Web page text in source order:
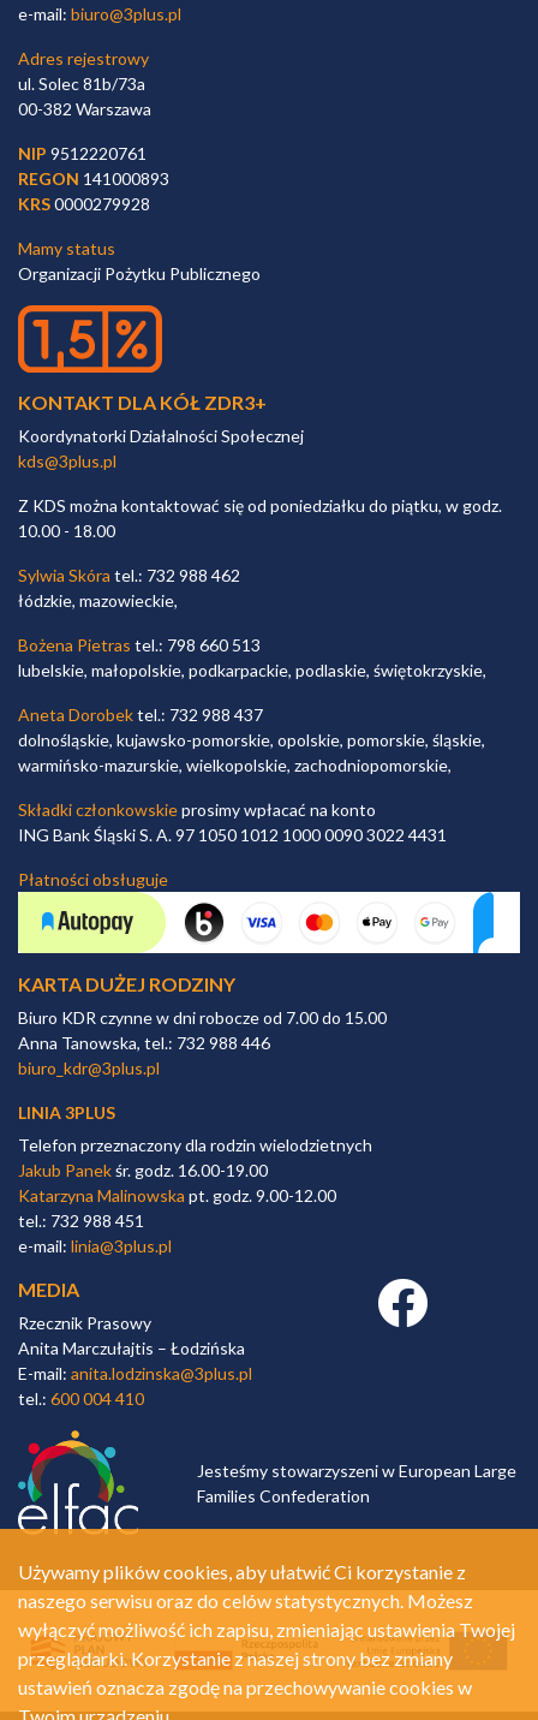
e-mail: biuro@3plus.pl
Adres rejestrowy
ul. Solec 81b/73a
00-382 Warszawa
NIP 9512220761
REGON 141000893
KRS0000279928
Mamy status
Organizacji Pożytku Publicznego
KONTAKT DLA KÓŁ ZDR3+
Koordynatorki Działalności Społecznej
kds@3plus.pl
Z KDS można kontaktować się od poniedziałku do piątku, w godz.
10.00 - 18.00
Sylwia Skóra tel.: 732 988 462
łódzkie, mazowieckie,
Bożena Pietras tel.: 798 660 513
lubelskie, małopolskie, podkarpackie, podlaskie, świętokrzyskie,
Aneta Dorobektel.: 732 988 437
dolnośląskie, kujawsko-pomorskie, opolskie, pomorskie, śląskie,
warmińsko-mazurskie, wielkopolskie, zachodniopomorskie,
Składki członkowskieprosimy wpłacać na konto
ING Bank Śląski S. A. 97 1050 1012 1000 0090 3022 4431
Płatności obsługuje
KARTA DUŻEJ RODZINY
Biuro KDR czynne w dni robocze od 7.00 do 15.00
Anna Tanowska, tel.: 732 988 446
biuro_kdr@3plus.pl
LINIA 3PLUS
Telefon przeznaczony dla rodzin wielodzietnych
Jakub Panekśr. godz. 16.00-19.00
Katarzyna Malinowska pt. godz. 9.00-12.00
tel.: 732 988 451
e-mail: linia@3plus.pl
MEDIA
Rzecznik Prasowy
Anita Marczułajtis – Łodzińska
E-mail: anita.lodzinska@3plus.pl
tel.: 600 004 410
Facebook link
Jesteśmy stowarzyszeni w European Large
Families Confederation
Używamy plików cookies, aby ułatwić Ci korzystanie z
naszego serwisu oraz do celów statystycznych. Możesz
wyłączyć możliwość ich zapisu, zmieniając ustawienia Twojej
przeglądarki. Korzystanie z naszej strony bez zmiany
ustawień oznacza zgodę na przechowywanie cookies w